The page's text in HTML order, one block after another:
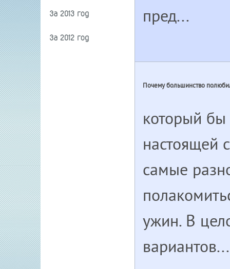
За 2013 год
За 2012 год
пред...
Почему большинство
который бы
настоящей
самые
ужин. В
вариантов...